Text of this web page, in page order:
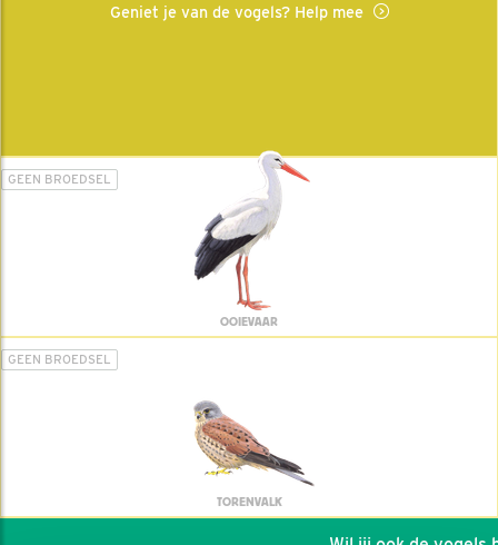
Geniet je van de vogels? Help mee
GEEN BROEDSEL
OOIEVAAR
GEEN BROEDSEL
TORENVALK